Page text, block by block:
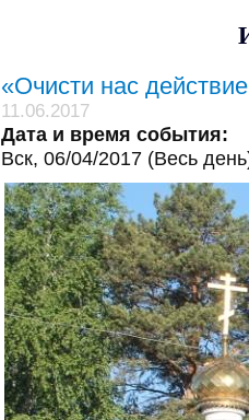
«Очисти нас
11.06.2017
Дата и время события:
Вск, 06/04/2017 (Весь